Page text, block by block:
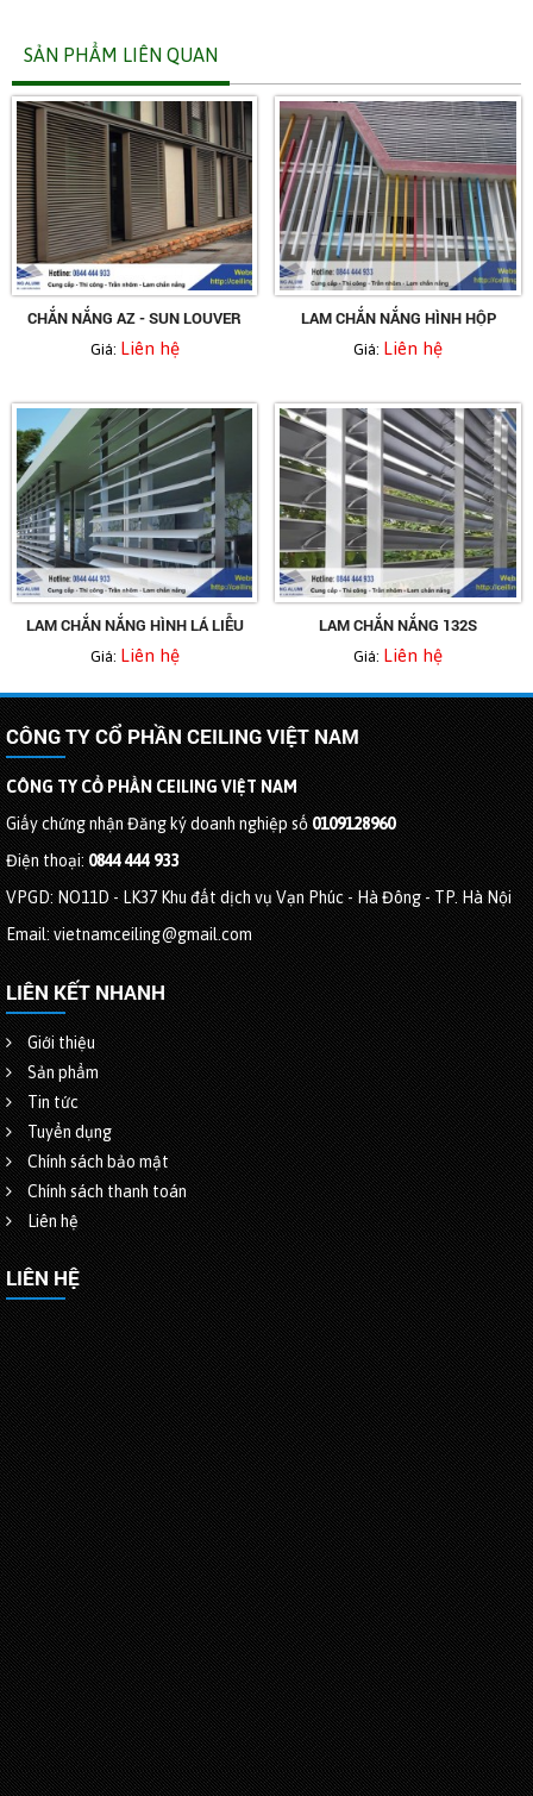
SẢN PHẨM LIÊN QUAN
CHẮN NẮNG AZ - SUN LOUVER
Giá: Liên hệ
LAM CHẮN NẮNG HÌNH HỘP
Giá: Liên hệ
LAM CHẮN NẮNG HÌNH LÁ LIỄU
Giá: Liên hệ
LAM CHẮN NẮNG 132S
Giá: Liên hệ
CÔNG TY CỔ PHẦN CEILING VIỆT NAM
CÔNG TY CỔ PHẦN CEILING VIỆT NAM
Giấy chứng nhận Đăng ký doanh nghiệp số0109128960
Điện thoại:0844 444 933
VPGD: NO11D - LK37 Khu đất dịch vụ Vạn Phúc - Hà Đông - TP. Hà Nội
Email: vietnamceiling@gmail.com
LIÊN KẾT NHANH
Giới thiệu
Sản phẩm
Tin tức
Tuyển dụng
Chính sách bảo mật
Chính sách thanh toán
Liên hệ
LIÊN HỆ